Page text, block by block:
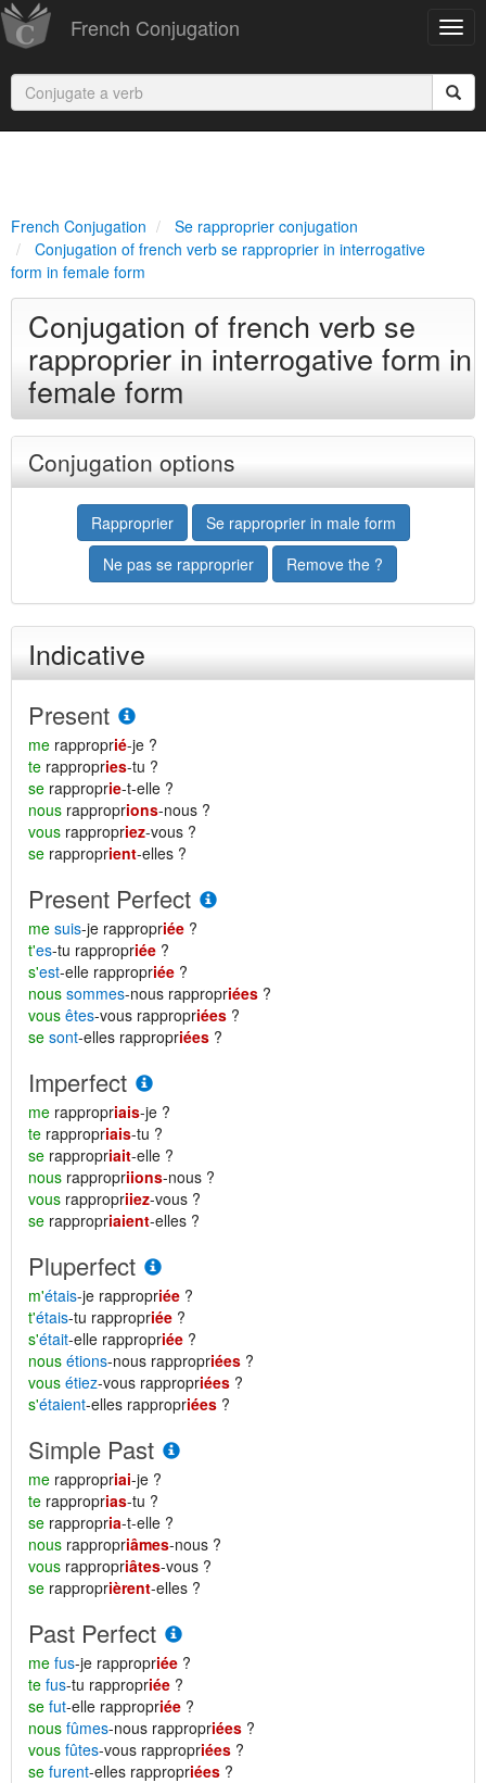
French Conjugation
French Conjugation
Se rapproprier conjugation
Conjugation of french verb se rapproprier in interrogative
form in female form
Conjugation of french verb se
rapproprier in interrogative form in
female form
Conjugation options
Rapproprier
Se rapproprier in male form
Ne pas se rapproprier
Remove the ?
Indicative
Present
me rapproprié-je ?
te rappropries-tu ?
se rapproprie-t-elle ?
nous rapproprions-nous ?
vous rappropriez-vous ?
se rapproprient-elles ?
Present Perfect
me suis-je rappropriée ?
t'es-tu rappropriée ?
s'est-elle rappropriée ?
nous sommes-nous rappropriées ?
vous êtes-vous rappropriées ?
se sont-elles rappropriées ?
Imperfect
me rappropriais-je ?
te rappropriais-tu ?
se rappropriait-elle ?
nous rappropriions-nous ?
vous rappropriiez-vous ?
se rappropriaient-elles ?
Pluperfect
m'étais-je rappropriée ?
t'étais-tu rappropriée ?
s'était-elle rappropriée ?
nous étions-nous rappropriées ?
vous étiez-vous rappropriées ?
s'étaient-elles rappropriées ?
Simple Past
me rappropriai-je ?
te rapproprias-tu ?
se rappropria-t-elle ?
nous rappropriâmes-nous ?
vous rappropriâtes-vous ?
se rapproprièrent-elles ?
Past Perfect
me fus-je rappropriée ?
te fus-tu rappropriée ?
se fut-elle rappropriée ?
nous fûmes-nous rappropriées ?
vous fûtes-vous rappropriées ?
se furent-elles rappropriées ?